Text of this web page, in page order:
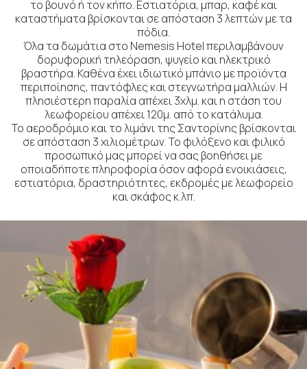
το βουνό ή τον κήπο. Εστιατόρια, μπαρ, καφέ και
καταστήματα βρίσκονται σε απόσταση 3 λεπτών με τα
πόδια.
Όλα τα δωμάτια στο Nemesis Hotel περιλαμβάνουν
δορυφορική τηλεόραση, ψυγείο και ηλεκτρικό
βραστήρα. Καθένα έχει ιδιωτικό μπάνιο με προϊόντα
περιποίησης, παντόφλες και στεγνωτήρα μαλλιών. Η
πλησιέστερη παραλία απέχει 3χλμ. και η στάση του
λεωφορείου απέχει 120μ. από το κατάλυμα.
Το αεροδρόμιο και το λιμάνι της Σαντορίνης βρίσκονται
σε απόσταση 3 χιλιομέτρων. Το φιλόξενο και φιλικό
προσωπικό μας μπορεί να σας βοηθήσει με
οποιαδήποτε πληροφορία όσον αφορά ενοικιάσεις,
εστιατόρια, δραστηριότητες, εκδρομές με λεωφορείο
και σκάφος κ.λπ.
Παροχές
Ικανοποιούμε την κάθε σας ανάγκη
Όλα τα δωμάτια διαθέτουν επιπλωμένο μπαλκόνι